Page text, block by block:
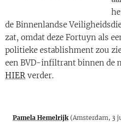
de Binnenlandse
zat, omdat deze Fortuyn als
politieke establishment zou
een BVD-infiltrant binnen de
HIER verder.
Pamela Hemelrijk(Amsterdam, 3